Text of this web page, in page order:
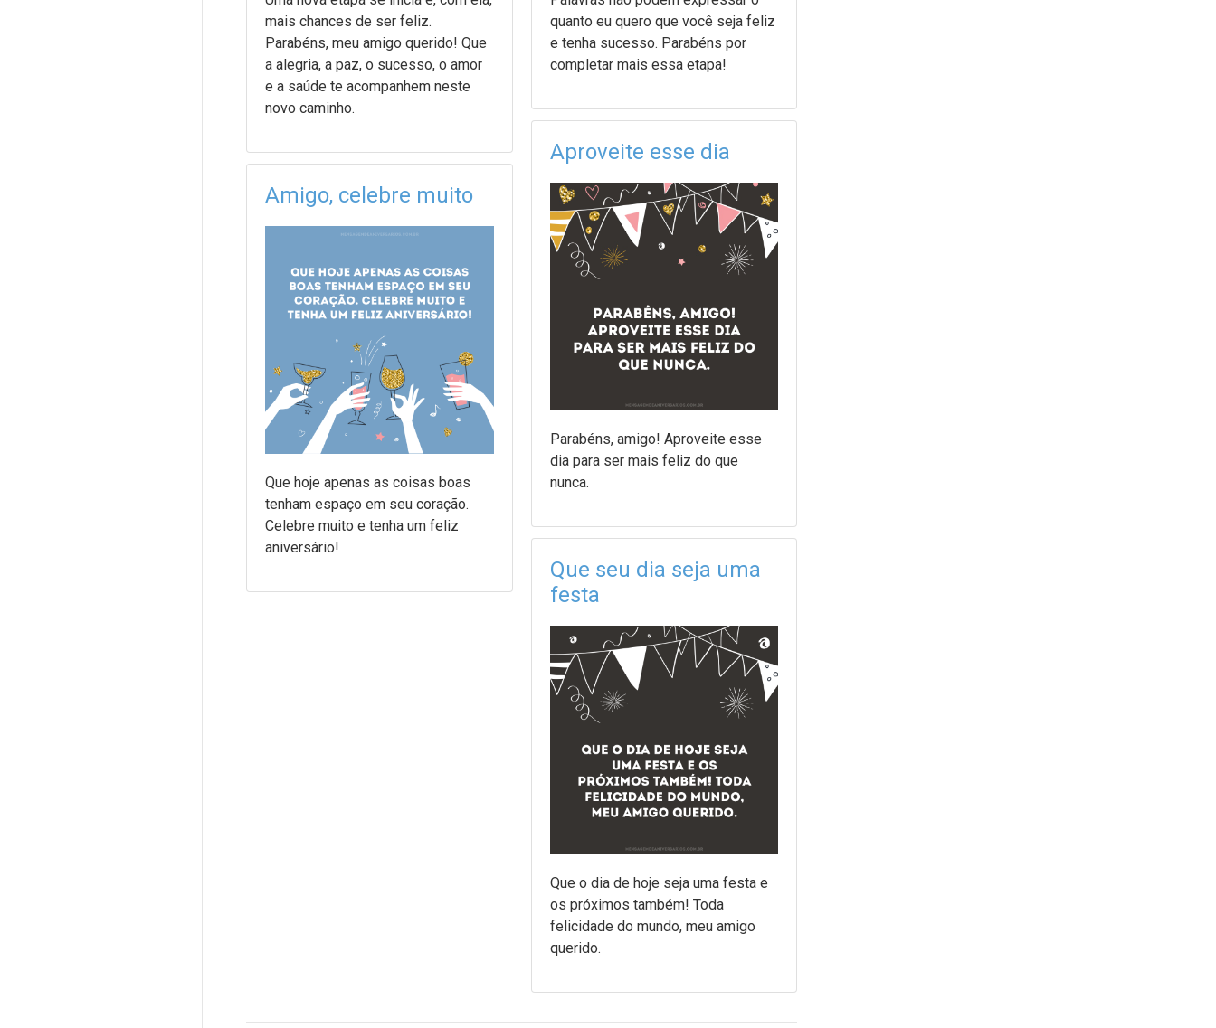
mais chances de ser feliz.
Parabéns, meu amigo querido! Que
a alegria, a paz, o sucesso, o amor
e a saúde te acompanhem neste
novo caminho.
Amigo, celebre muito
Que hoje apenas as coisas boas
tenham espaço em seu coração.
Celebre muito e tenha um feliz
aniversário!
quanto eu quero que você seja feliz
e tenha sucesso. Parabéns por
completar mais essa etapa!
Aproveite esse dia
Parabéns, amigo! Aproveite esse
dia para ser mais feliz do que
nunca.
Que seu dia seja uma
festa
Que o dia de hoje seja uma festa e
os próximos também! Toda
felicidade do mundo, meu amigo
querido.